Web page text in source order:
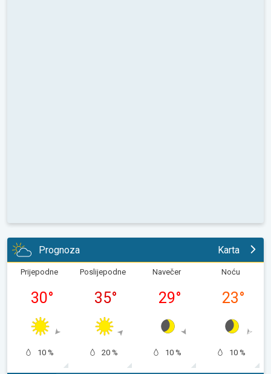
Prognoza Karta
Prijepodne
30°
10 %
Poslijepodne
35°
20 %
Navečer
29°
10 %
Noću
23°
10 %